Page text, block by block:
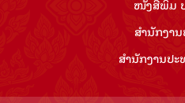
ສຳ​ນັກ​ງານ​ປະ​
ລິຂະສິດ ©2026